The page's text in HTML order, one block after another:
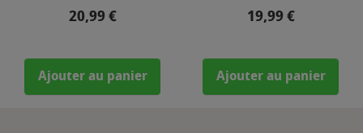
Prix
20,99 €
Ajouter au panier
Prix
19,99 €
Ajouter au panier